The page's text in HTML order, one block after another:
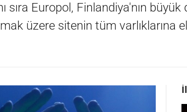
sıra Europol, Finlandiya'nın büyük
üzere sitenin tüm varlıklarına el